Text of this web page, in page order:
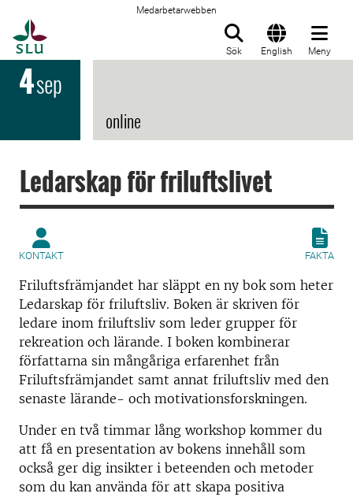
Medarbetarwebben
Sök English Meny
4sep
online
Ledarskap för friluftslivet
KONTAKT FAKTA
Friluftsfrämjandet har släppt en ny bok som heter
Ledarskap för friluftsliv. Boken är skriven för
ledare inom friluftsliv som leder grupper för
rekreation och lärande. I boken kombinerar
författarna sin mångåriga erfarenhet från
Friluftsfrämjandet samt annat friluftsliv med den
senaste lärande- och motivationsforskningen.
Under en två timmar lång workshop kommer du
att få en presentation av bokens innehåll som
också ger dig insikter i beteenden och metoder
som du kan använda för att skapa positiva